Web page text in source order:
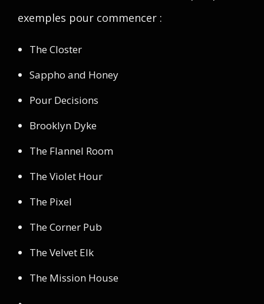
exemples pour commencer :
The Closter
Sappho and Honey
Pour Decisions
Brooklyn Dyke
The Flannel Room
The Violet Hour
The Pixel
The Corner Pub
The Velvet Elk
The Mission House